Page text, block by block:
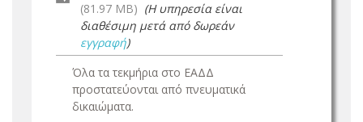
(81.97 MB) (Η υπηρεσία είναι
διαθέσιμη μετά από δωρεάν
εγγραφή)
Όλα τα τεκμήρια στο ΕΑΔΔ
προστατεύονται από πνευματικά
δικαιώματα.